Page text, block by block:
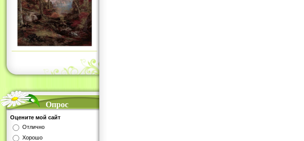
Опрос
Оцените мой сайт
Отлично
Хорошо